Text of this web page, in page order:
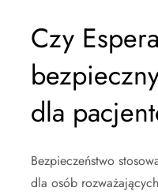
Czy
dla
Bezpieczeństwo
dla osób